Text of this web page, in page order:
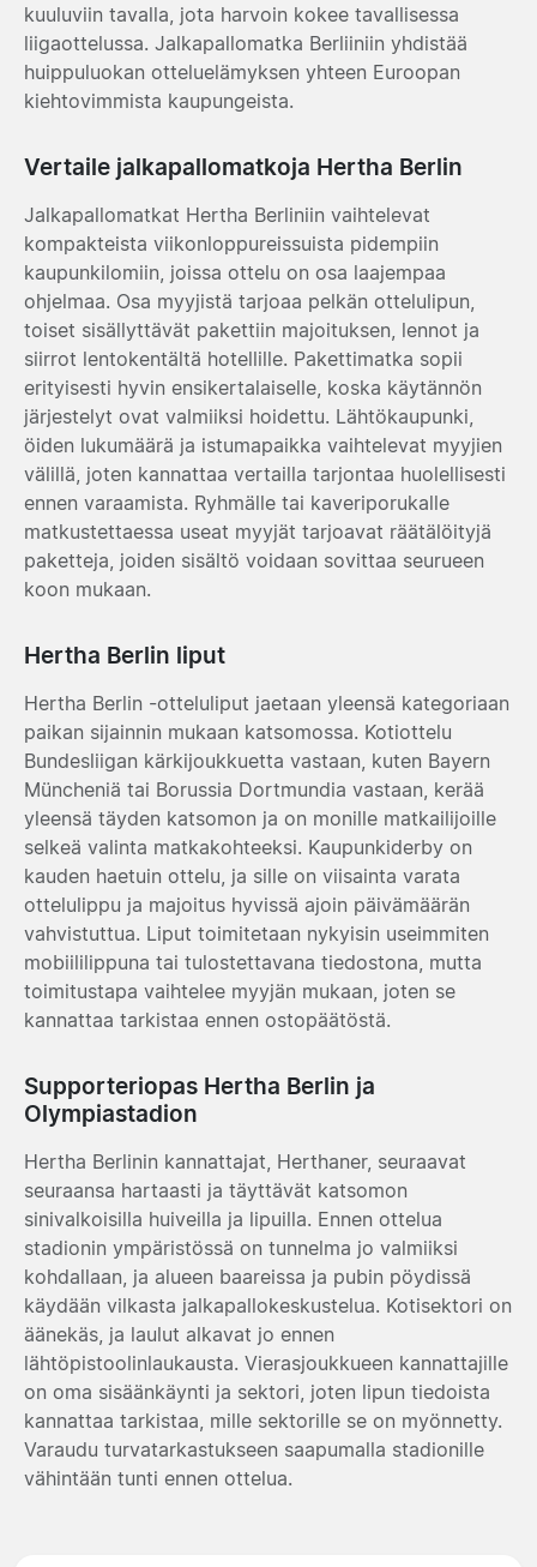
kuuluviin tavalla, jota harvoin kokee tavallisessa
liigaottelussa. Jalkapallomatka Berliiniin yhdistää
huippuluokan otteluelämyksen yhteen Euroopan
kiehtovimmista kaupungeista.
Vertaile jalkapallomatkoja Hertha Berlin
Jalkapallomatkat Hertha Berliniin vaihtelevat
kompakteista viikonloppureissuista pidempiin
kaupunkilomiin, joissa ottelu on osa laajempaa
ohjelmaa. Osa myyjistä tarjoaa pelkän ottelulipun,
toiset sisällyttävät pakettiin majoituksen, lennot ja
siirrot lentokentältä hotellille. Pakettimatka sopii
erityisesti hyvin ensikertalaiselle, koska käytännön
järjestelyt ovat valmiiksi hoidettu. Lähtökaupunki,
öiden lukumäärä ja istumapaikka vaihtelevat myyjien
välillä, joten kannattaa vertailla tarjontaa huolellisesti
ennen varaamista. Ryhmälle tai kaveriporukalle
matkustettaessa useat myyjät tarjoavat räätälöityjä
paketteja, joiden sisältö voidaan sovittaa seurueen
koon mukaan.
Hertha Berlin liput
Hertha Berlin -otteluliput jaetaan yleensä kategoriaan
paikan sijainnin mukaan katsomossa. Kotiottelu
Bundesliigan kärkijoukkuetta vastaan, kuten Bayern
Müncheniä tai Borussia Dortmundia vastaan, kerää
yleensä täyden katsomon ja on monille matkailijoille
selkeä valinta matkakohteeksi. Kaupunkiderby on
kauden haetuin ottelu, ja sille on viisainta varata
ottelulippu ja majoitus hyvissä ajoin päivämäärän
vahvistuttua. Liput toimitetaan nykyisin useimmiten
mobiililippuna tai tulostettavana tiedostona, mutta
toimitustapa vaihtelee myyjän mukaan, joten se
kannattaa tarkistaa ennen ostopäätöstä.
Supporteriopas Hertha Berlin ja
Olympiastadion
Hertha Berlinin kannattajat, Herthaner, seuraavat
seuraansa hartaasti ja täyttävät katsomon
sinivalkoisilla huiveilla ja lipuilla. Ennen ottelua
stadionin ympäristössä on tunnelma jo valmiiksi
kohdallaan, ja alueen baareissa ja pubin pöydissä
käydään vilkasta jalkapallokeskustelua. Kotisektori on
äänekäs, ja laulut alkavat jo ennen
lähtöpistoolinlaukausta. Vierasjoukkueen kannattajille
on oma sisäänkäynti ja sektori, joten lipun tiedoista
kannattaa tarkistaa, mille sektorille se on myönnetty.
Varaudu turvatarkastukseen saapumalla stadionille
vähintään tunti ennen ottelua.